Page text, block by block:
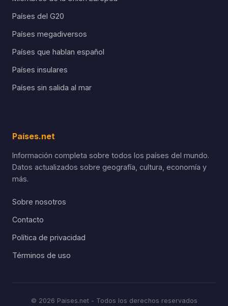
Países del G20
Países megadiversos
Países que hablan español
Países insulares
Países sin salida al mar
Países.net
Información completa sobre todos los países del mundo.
Datos actualizados sobre geografía, cultura, economía y
más.
Sobre nosotros
Contacto
Política de privacidad
Términos de uso
© 2026 Paises.net - Todos los derechos reservados